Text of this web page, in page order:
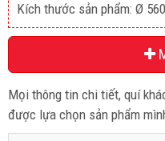
Kích thước sản phẩm: Ø
Mọi thông tin chi tiết, quí
được lựa chọn sản phẩm